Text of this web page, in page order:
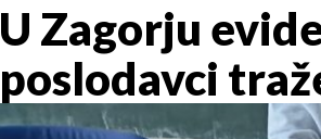
U Zagorju
poslodavci